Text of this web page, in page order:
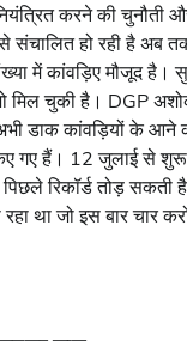
करने की चुनौती
हो रही है अब
में कांवड़िए मौजूद है।
मिल चुकी है। DGP
डाक कांवड़ियों के आने
गए हैं। 12 जुलाई से
रिकॉर्ड तोड़
रहा था जो इस बार चार